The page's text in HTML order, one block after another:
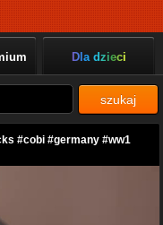
Dla dzieci
szukaj
#cobi #germany #ww1